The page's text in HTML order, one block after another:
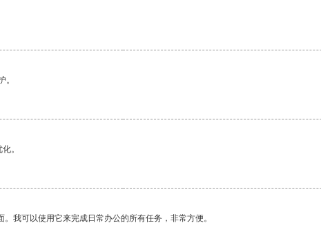
。
。
我可以使用它来完成日常办公的所有任务，非常方便。